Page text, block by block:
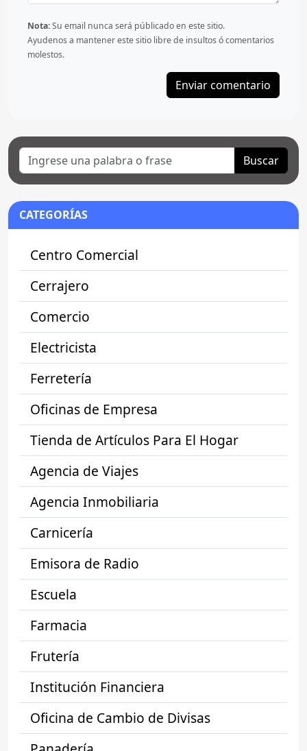
Nota:Su email nunca será públicado en este sitio.
Ayudenos a mantener este sitio libre de insultos ó comentarios
molestos.
Buscar
CATEGORÍAS
Centro Comercial
Cerrajero
Comercio
Electricista
Ferretería
Oficinas de Empresa
Tienda de Artículos Para El Hogar
Agencia de Viajes
Agencia Inmobiliaria
Carnicería
Emisora de Radio
Escuela
Farmacia
Frutería
Institución Financiera
Oficina de Cambio de Divisas